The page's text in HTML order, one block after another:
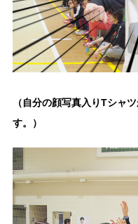
（自分の顔写真入りTシャ
す。）